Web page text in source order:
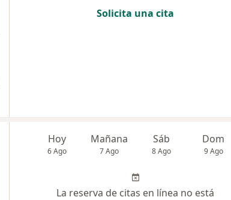
Solicita una cita
Hoy
6 Ago
Mañana
7 Ago
Sáb
8 Ago
Dom
9 Ago
La reserva de citas en línea no está